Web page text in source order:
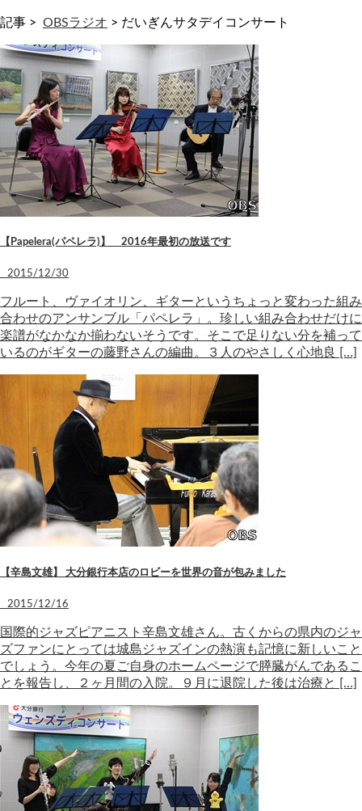
記事 > OBSラジオ > だいぎんサタデイコンサート
【Papelera(パペレラ)】 2016年最初の放送です
2015/12/30
フルート、ヴァイオリン、ギターというちょっと変わった組み
合わせのアンサンブル「パペレラ」。珍しい組み合わせだけに
楽譜がなかなか揃わないそうです。そこで足りない分を補って
いるのがギターの藤野さんの編曲。３人のやさしく心地良 […]
【辛島文雄】 大分銀行本店のロビーを世界の音が包みました
2015/12/16
国際的ジャズピアニスト辛島文雄さん。古くからの県内のジャ
ズファンにとっては城島ジャズインの熱演も記憶に新しいこと
でしょう。今年の夏ご自身のホームページで膵臓がんであるこ
とを報告し、２ヶ月間の入院。９月に退院した後は治療と […]